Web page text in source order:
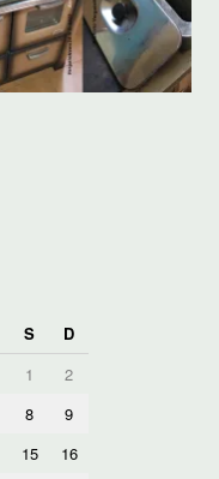
S
D
1
2
8
9
15
16